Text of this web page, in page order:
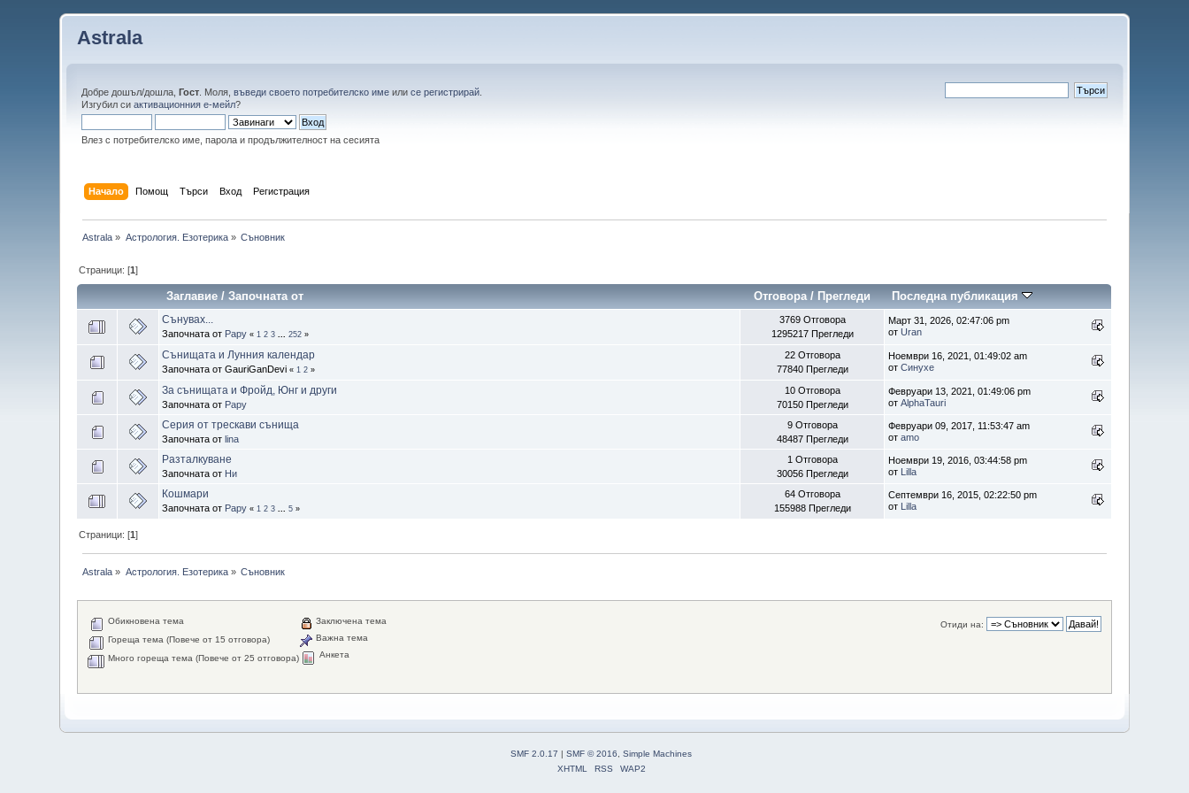
Astrala
Добре дошъл/дошла,Гост . Моля,въведи своето потребителско име илисе регистрирай
Изгубил сиактивационния е-мейл?
Влез с потребителско име, парола и продължителност на сесията
Начало Помощ Търси Вход Регистрация
Astrala » Астрология. Езотерика» Съновник
Страници: [1]
Заглавие /Започната от Отговора/ Прегледи Последна публикация
Сънувах...
Започната от Papy « 1 2 3 ...252 »
3769 Отговора
1295217 Прегледи
Март 31, 2026, 02:47:06 pm
отUran
Сънищата и Лунния календар
Започната от GauriGanDevi« 1 2 »
22 Отговора
77840 Прегледи
Ноември 16, 2021, 01:49:02 am
отСинухе
За сънищата и Фройд, Юнг и други
Започната от Papy
10 Отговора
70150 Прегледи
Февруари 13, 2021, 01:49:06 pm
отAlphaTauri
Серия от трескави сънища
Започната отlina
9 Отговора
48487 Прегледи
Февруари 09, 2017, 11:53:47 am
отamo
Разталкуване
Започната от Ни
1 Отговора
30056 Прегледи
Ноември 19, 2016, 03:44:58 pm
от Lilla
Кошмари
Започната от Papy « 1 2 3 ...5 »
64 Отговора
155988 Прегледи
Септември 16, 2015, 02:22:50 pm
от Lilla
Страници: [1]
Astrala » Астрология. Езотерика» Съновник
Отиди на:
Обикновена тема
Гореща тема (Повече от 15 отговора)
Много гореща тема (Повече от 25 отговора)
Заключена тема
Важна тема
Анкета
SMF 2.0.17 | SMF © 2016, Simple Machines
XHTML
RSS WAP2